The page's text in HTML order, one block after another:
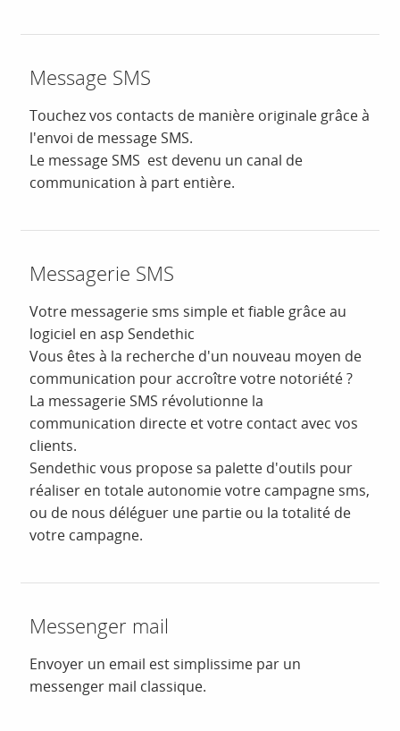
Message SMS
Touchez vos contacts de manière originale grâce à
l'envoi de message SMS.
Le message SMS est devenu un canal de
communication à part entière.
Messagerie SMS
Votre messagerie sms simple et fiable grâce au
logiciel en asp Sendethic
Vous êtes à la recherche d'un nouveau moyen de
communication pour accroître votre notoriété ?
La messagerie SMS révolutionne la
communication directe et votre contact avec vos
clients.
Sendethic vous propose sa palette d'outils pour
réaliser en totale autonomie votre campagne sms,
ou de nous déléguer une partie ou la totalité de
votre campagne.
Messenger mail
Envoyer un email est simplissime par un
messenger mail classique.